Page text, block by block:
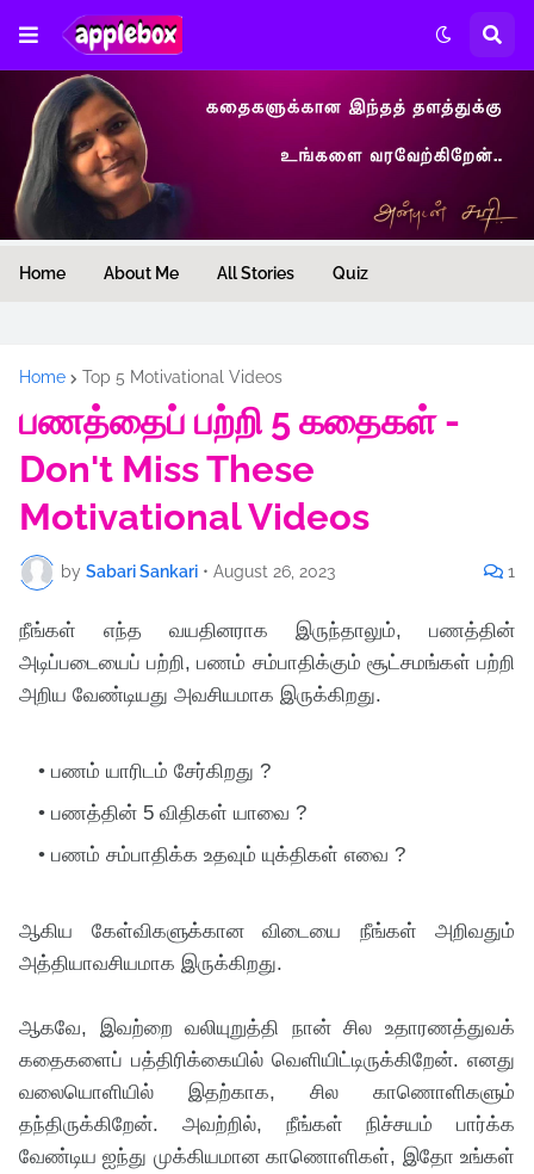
Home About Me All Stories Quiz
Home Top 5 Motivational Videos
பணத்தைப் பற்றி 5 கதைகள் -
Don't Miss These
Motivational Videos
by Sabari Sankari • August 26, 2023 1
நீங்கள் எந்த வயதினராக இருந்தாலும், பணத்தின்
அடிப்படையைப் பற்றி, பணம் சம்பாதிக்கும் சூட்சமங்கள் பற்றி
அறிய வேண்டியது அவசியமாக இருக்கிறது.
பணம் யாரிடம் சேர்கிறது ?
பணத்தின் 5 விதிகள் யாவை ?
பணம் சம்பாதிக்க உதவும் யுக்திகள் எவை ?
ஆகிய கேள்விகளுக்கான விடையை நீங்கள் அறிவதும்
அத்தியாவசியமாக இருக்கிறது.
ஆகவே, இவற்றை வலியுறுத்தி நான் சில உதாரணத்துவக்
கதைகளைப் பத்திரிக்கையில் வெளியிட்டிருக்கிறேன். எனது
வலையொளியில் இதற்காக, சில காணொளிகளும்
தந்திருக்கிறேன். அவற்றில், நீங்கள் நிச்சயம் பார்க்க
வேண்டிய ஐந்து முக்கியமான காணொளிகள், இதோ உங்கள்